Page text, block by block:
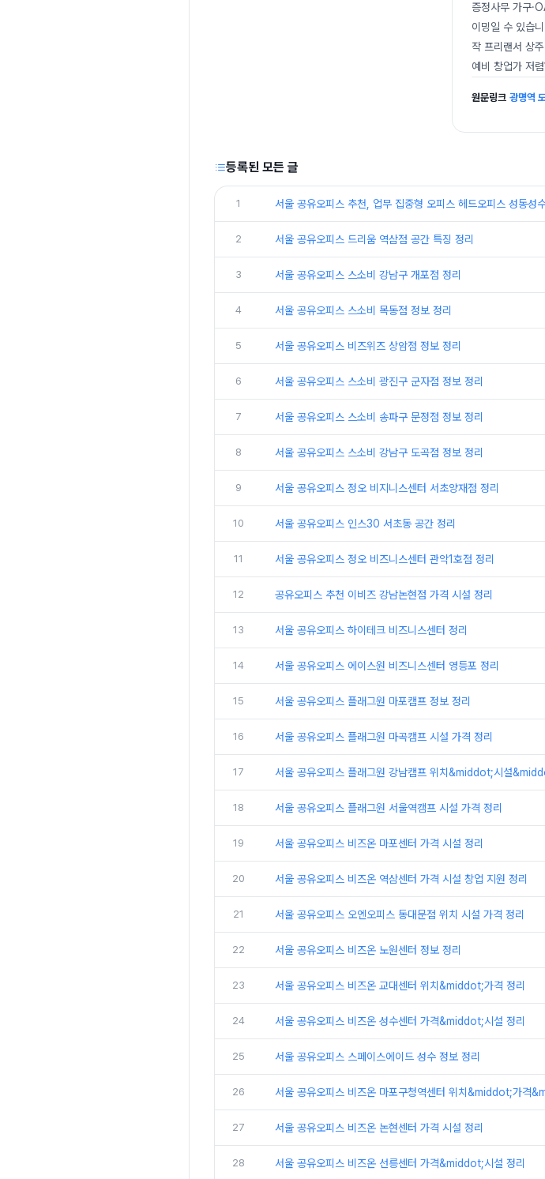
증정사무 가구
이밍일 수 있습
작 프리랜서 상
예비 창업가 저
원문링크 광명역
등록된 모든 글
1 서울 공유오피스 추천, 업무 집중형 오피스 헤드오피스 성동성
2 서울 공유오피스 드리움 역삼점 공간 특징 정리
3 서울 공유오피스 스소비 강남구 개포점 정리
4 서울 공유오피스 스소비 목동점 정보 정리
5 서울 공유오피스 비즈위즈 상암점 정보 정리
6 서울 공유오피스 스소비 광진구 군자점 정보 정리
7 서울 공유오피스 스소비 송파구 문정점 정보 정리
8 서울 공유오피스 스소비 강남구 도곡점 정보 정리
9 서울 공유오피스 정오 비지니스센터 서초양재점 정리
10 서울 공유오피스 인스30 서초동 공간 정리
11 서울 공유오피스 정오 비즈니스센터 관악1호점 정리
12 공유오피스 추천 이비즈 강남논현점 가격 시설 정리
13 서울 공유오피스 하이테크 비즈니스센터 정리
14 서울 공유오피스 에이스원 비즈니스센터 영등포 정리
15 서울 공유오피스 플래그원 마포캠프 정보 정리
16 서울 공유오피스 플래그원 마곡캠프 시설 가격 정리
17 서울 공유오피스 플래그원 강남캠프 위치&middot;시설
18 서울 공유오피스 플래그원 서울역캠프 시설 가격 정리
19 서울 공유오피스 비즈온 마포센터 가격 시설 정리
20 서울 공유오피스 비즈온 역삼센터 가격 시설 창업 지원 정리
21 서울 공유오피스 오엔오피스 동대문점 위치 시설 가격 정리
22 서울 공유오피스 비즈온 노원센터 정보 정리
23 서울 공유오피스 비즈온 교대센터 위치&middot;가격 정리
24 서울 공유오피스 비즈온 성수센터 가격&middot;시설 정리
25 서울 공유오피스 스페이스에이드 성수 정보 정리
26 서울 공유오피스 비즈온 마포구청역센터 위치&middot;가격
27 서울 공유오피스 비즈온 논현센터 가격 시설 정리
28 서울 공유오피스 비즈온 선릉센터 가격&middot;시설 정리